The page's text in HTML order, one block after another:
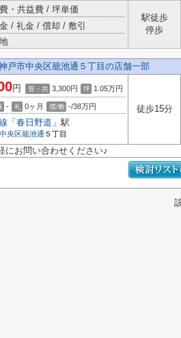
・共益費 / 坪単価
/ 礼金 / 償却 / 敷引
駅徒歩
停歩
戸市中央区籠池通５丁目の店舗一部
円 管・共 3,300円 坪 1.05万円
- 礼 0ヶ月 償/敷 -/38万円
「 春日野道 」駅
央区籠池通 ５丁目
徒歩15分
にお問い合わせください♪